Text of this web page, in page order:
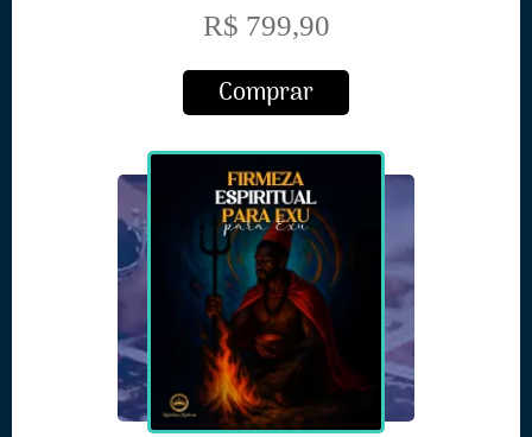
R$ 799,90
Comprar